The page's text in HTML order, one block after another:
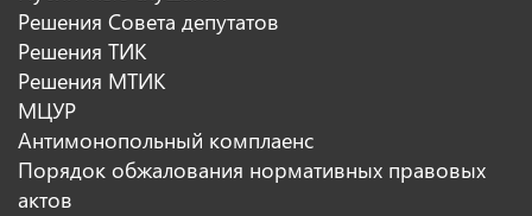
Решения Совета депутатов
Решения ТИК
Решения МТИК
МЦУР
Антимонопольный комплаенс
Порядок обжалования нормативных правовых
актов